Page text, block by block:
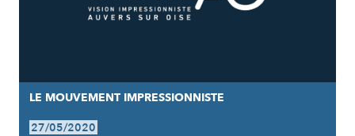
LE MOUVEMENT IMPRESSIONNISTE
27/05/2020